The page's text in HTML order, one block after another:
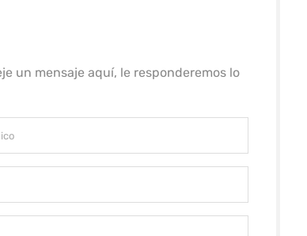
un mensaje aquí, le responderemos lo